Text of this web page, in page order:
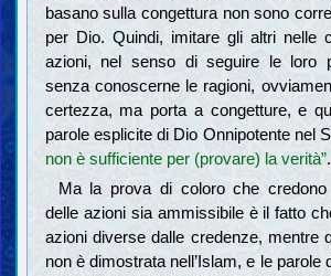
basano sulla congettura non sono
per Dio. Quindi, imitare gli altri nelle
azioni, nel senso di seguire le loro
senza conoscerne le ragioni,
certezza, ma porta a congetture, e
parole esplicite di Dio Onnipotente nel
non è sufficiente per (provare) la verità”.
Ma la prova di coloro che credono
delle azioni sia ammissibile è il fatto
azioni diverse dalle credenze, mentre
non è dimostrata nell’Islam, e le parole